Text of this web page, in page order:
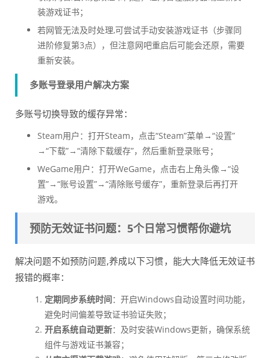
装游戏证书；
若网管无法及时处理,可尝试手动安装游戏证书（步骤同
进阶修复第3点），但注意网吧重启后可能会还原，需要
重新安装。
多账号登录用户解决方案
多账号切换导致的缓存异常：
Steam用户：打开Steam，点击“Steam”菜单→“设置”
→“下载”→“清除下载缓存”，然后重新登录账号；
WeGame用户：打开WeGame，点击右上角头像→“设
置”→“账号设置”→“清除账号缓存”，重新登录后再打开
游戏。
预防无效证书问题：5个日常习惯帮你避坑
解决问题不如预防问题,养成以下习惯，能大大降低无效证书
报错的概率：
定期同步系统时间：开启Windows自动设置时间功能，
避免时间偏差导致证书验证失败；
开启系统自动更新：及时安装Windows更新，确保系统
组件与游戏证书兼容；